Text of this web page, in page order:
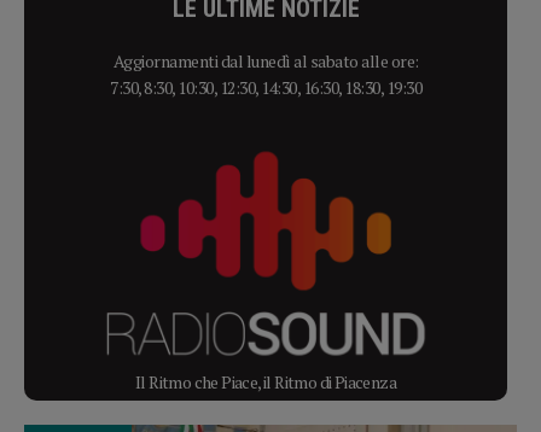
LE ULTIME NOTIZIE
Aggiornamenti dal lunedì al sabato alle ore:
7:30, 8:30, 10:30, 12:30, 14:30, 16:30, 18:30, 19:30
Il Ritmo che Piace, il Ritmo di Piacenza